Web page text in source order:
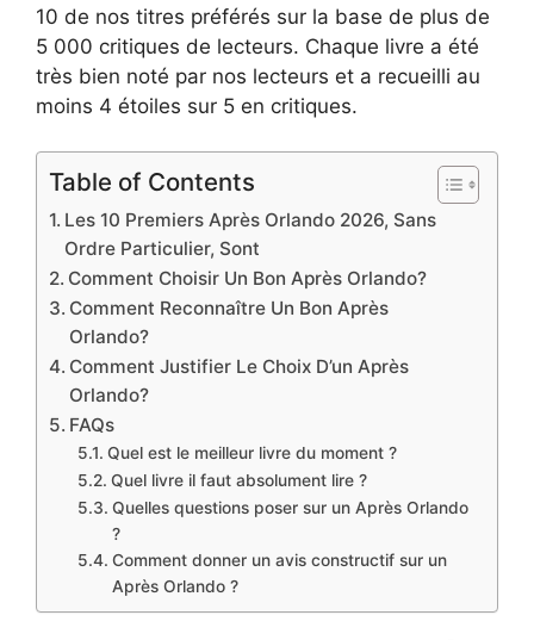
10 de nos titres préférés sur la base de plus de
5 000 critiques de lecteurs. Chaque livre a été
très bien noté par nos lecteurs et a recueilli au
moins 4 étoiles sur 5 en critiques.
Table of Contents
Les 10 Premiers Après Orlando 2026, Sans
Ordre Particulier, Sont
Comment Choisir Un Bon Après Orlando?
Comment Reconnaître Un Bon Après
Orlando?
Comment Justifier Le Choix D’un Après
Orlando?
FAQs
Quel est le meilleur livre du moment ?
Quel livre il faut absolument lire ?
Quelles questions poser sur un Après Orlando
?
Comment donner un avis constructif sur un
Après Orlando ?